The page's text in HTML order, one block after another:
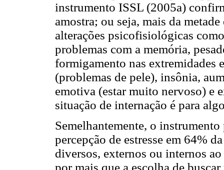
instrumento ISSL (2005a)
amostra; ou seja, mais da
alterações psicofisiológicas
problemas com a memória,
formigamento nas extremidades
(problemas de pele), insônia,
emotiva (estar muito nervoso) e
situação de internação é para
Semelhantemente, o
percepção de estresse em 64%
diversos, externos ou internos
por mais que a escolha de